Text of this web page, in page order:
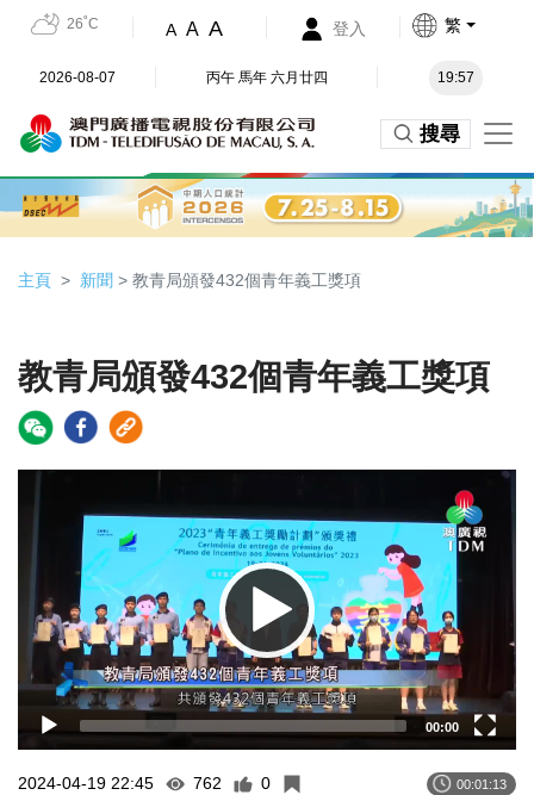
26˚C A A A 登入 繁
2026-08-07 丙午 馬年 六月廿四 19:57
搜尋
主頁 新聞 > 教青局頒發432個青年義工獎項
教青局頒發432個青年義工獎項
00:00
2024-04-19 22:45 762 0 00:01:13